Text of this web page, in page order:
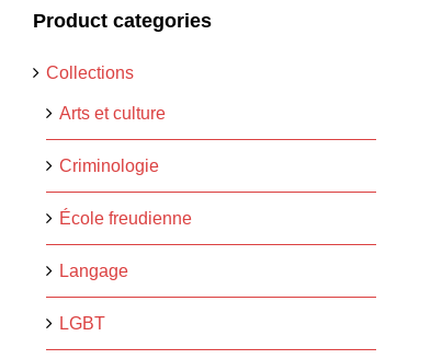
Product categories
Collections
Arts et culture
Criminologie
École freudienne
Langage
LGBT